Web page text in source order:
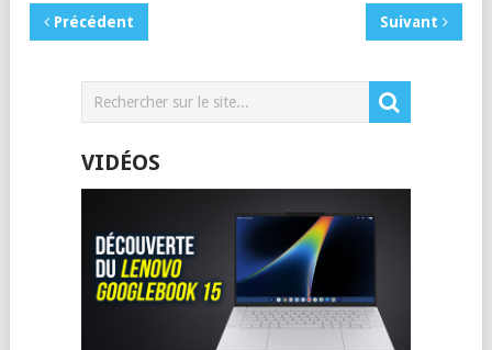
Précédent Suivant
VIDÉOS